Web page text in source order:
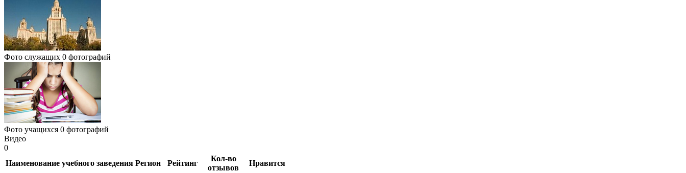
Фото служащих 0 фотографий
Фото учащихся 0 фотографий
Видео
0
Наименование учебного заведения Регион Рейтинг
Кол-во
отзывов
Нравится